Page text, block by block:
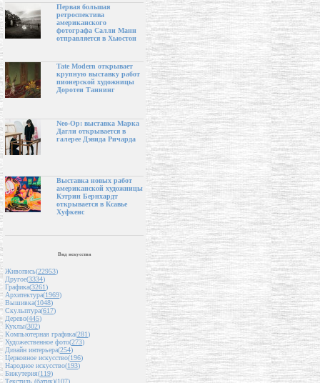
Первая большая
ретроспектива
американского
фотографа Салли Манн
отправляется в Хьюстон
Tate Modern открывает
крупную выставку работ
пионерской художницы
Доротеи Таннинг
Neo-Op: выставка Марка
Дагли открывается в
галерее Дэвида Ричарда
Выставка новых работ
американской художницы
Кэтрин Бернхардт
открывается в Ксавье
Хуфкенс
Вид искусства
Живопись(22953)
Другое(3334)
Графика(3261)
Архитектура(1969)
Вышивка(1048)
Скульптура(617)
Дерево(445)
Куклы(302)
Компьютерная графика(281)
Художественное фото(273)
Дизайн интерьера(254)
Церковное искусство(196)
Народное искусство(193)
Бижутерия(119)